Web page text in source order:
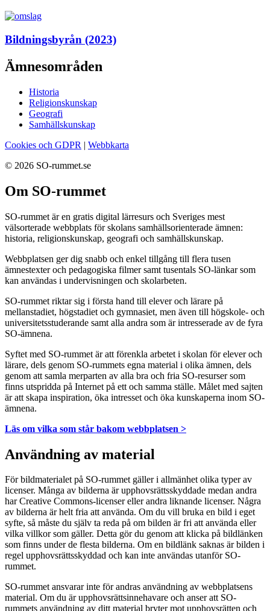
Bildningsbyrån (2023)
Ämnesområden
Historia
Religionskunskap
Geografi
Samhällskunskap
Cookies och GDPR | Webbkarta
© 2026 SO-rummet.se
Om SO-rummet
SO-rummet är en gratis digital lärresurs och Sveriges mest
välsorterade webbplats för skolans samhällsorienterade ämnen:
historia, religionskunskap, geografi och samhällskunskap.
Webbplatsen ger dig snabb och enkel tillgång till flera tusen
ämnestexter och pedagogiska filmer samt tusentals SO-länkar som
kan användas i undervisningen och skolarbeten.
SO-rummet riktar sig i första hand till elever och lärare på
mellanstadiet, högstadiet och gymnasiet, men även till högskole- och
universitetsstuderande samt alla andra som är intresserade av de fyra
SO-ämnena.
Syftet med SO-rummet är att förenkla arbetet i skolan för elever och
lärare, dels genom SO-rummets egna material i olika ämnen, dels
genom att samla merparten av alla bra och fria SO-resurser som
finns utspridda på Internet på ett och samma ställe. Målet med sajten
är att skapa inspiration, öka intresset och öka kunskaperna inom SO-
ämnena.
Läs om vilka som står bakom webbplatsen >
Användning av material
För bildmaterialet på SO-rummet gäller i allmänhet olika typer av
licenser. Många av bilderna är upphovsrättsskyddade medan andra
har Creative Commons-licenser eller andra liknande licenser. Några
av bilderna är helt fria att använda. Om du vill bruka en bild i eget
syfte, så måste du själv ta reda på om bilden är fri att använda eller
vilka villkor som gäller. Detta gör du genom att klicka på bildlänken
som finns under de flesta bilderna. Om en bildlänk saknas är bilden i
regel upphovsrättsskyddad och kan inte användas utanför SO-
rummet.
SO-rummet ansvarar inte för andras användning av webbplatsens
material. Om du är upphovsrättsinnehavare och anser att SO-
rummets användning av ditt material bryter mot upphovsrätten och